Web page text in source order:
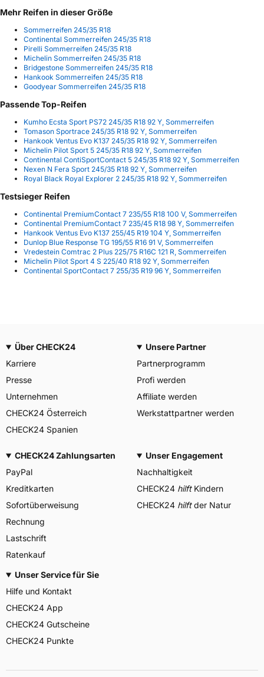
Mehr Reifen in dieser Größe
Sommerreifen 245/35 R18
Continental Sommerreifen 245/35 R18
Pirelli Sommerreifen 245/35 R18
Michelin Sommerreifen 245/35 R18
Bridgestone Sommerreifen 245/35 R18
Hankook Sommerreifen 245/35 R18
Goodyear Sommerreifen 245/35 R18
Passende Top-Reifen
Kumho Ecsta Sport PS72 245/35 R18 92 Y, Sommerreifen
Tomason Sportrace 245/35 R18 92 Y, Sommerreifen
Hankook Ventus Evo K137 245/35 R18 92 Y, Sommerreifen
Michelin Pilot Sport 5 245/35 R18 92 Y, Sommerreifen
Continental ContiSportContact 5 245/35 R18 92 Y, Sommerreifen
Nexen N Fera Sport 245/35 R18 92 Y, Sommerreifen
Royal Black Royal Explorer 2 245/35 R18 92 Y, Sommerreifen
Testsieger Reifen
Continental PremiumContact 7 235/55 R18 100 V, Sommerreifen
Continental PremiumContact 7 235/45 R18 98 Y, Sommerreifen
Hankook Ventus Evo K137 255/45 R19 104 Y, Sommerreifen
Dunlop Blue Response TG 195/55 R16 91 V, Sommerreifen
Vredestein Comtrac 2 Plus 225/75 R16C 121 R, Sommerreifen
Michelin Pilot Sport 4 S 225/40 R18 92 Y, Sommerreifen
Continental SportContact 7 255/35 R19 96 Y, Sommerreifen
Über CHECK24
Karriere
Presse
Unternehmen
CHECK24 Österreich
CHECK24 Spanien
Unsere Partner
Partnerprogramm
Profi werden
Affiliate werden
Werkstattpartner werden
CHECK24 Zahlungsarten
PayPal
Kreditkarten
Sofortüberweisung
Rechnung
Lastschrift
Ratenkauf
Unser Engagement
Nachhaltigkeit
CHECK24 hilftKindern
CHECK24 hilftder Natur
Unser Service für Sie
Hilfe und Kontakt
CHECK24 App
CHECK24 Gutscheine
CHECK24 Punkte